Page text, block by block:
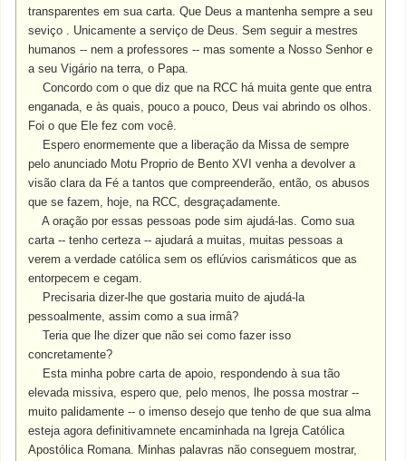
transparentes em sua carta. Que Deus a mantenha sempre a seu
seviço . Unicamente a serviço de Deus. Sem seguir a mestres
humanos -- nem a professores -- mas somente a Nosso Senhor e
a seu Vigário na terra, o Papa.
Concordo com o que diz que na RCC há muita gente que entra
enganada, e às quais, pouco a pouco, Deus vai abrindo os olhos.
Foi o que Ele fez com você.
Espero enormemente que a liberação da Missa de sempre
pelo anunciado Motu Proprio de Bento XVI venha a devolver a
visão clara da Fé a tantos que compreenderão, então, os abusos
que se fazem, hoje, na RCC, desgraçadamente.
A oração por essas pessoas pode sim ajudá-las. Como sua
carta -- tenho certeza -- ajudará a muitas, muitas pessoas a
verem a verdade católica sem os eflúvios carismáticos que as
entorpecem e cegam.
Precisaria dizer-lhe que gostaria muito de ajudá-la
pessoalmente, assim como a sua irmâ?
Teria que lhe dizer que não sei como fazer isso
concretamente?
Esta minha pobre carta de apoio, respondendo à sua tão
elevada missiva, espero que, pelo menos, lhe possa mostrar --
muito palidamente -- o imenso desejo que tenho de que sua alma
esteja agora definitivamnete encaminhada na Igreja Católica
Apostólica Romana. Minhas palavras não conseguem mostrar,